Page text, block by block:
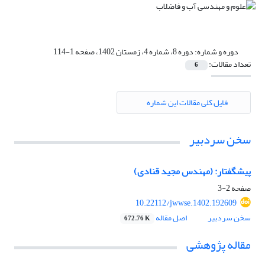
دوره و شماره:دوره 8، شماره 4، زمستان 1402، صفحه 1-114
تعداد مقالات: 6
فایل کلی مقالات این شماره
سخن سردبیر
پیشگفتار: (مهندس مجید قنادی)
صفحه2-3
10.22112/jwwse.1402.192609
سخن سردبیر
اصل مقاله 672.76 K
مقاله پژوهشی